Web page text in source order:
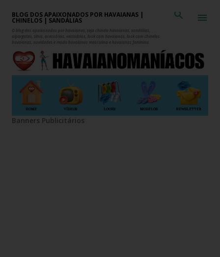
Pular para o conteúdo principal
BLOG DOS APAIXONADOS POR HAVAIANAS |
CHINELOS | SANDÁLIAS
O blog dos apaixonados por havaianas, seja chinelo havaianas, sandálias,
alpargatas, tênis, acessórios, vestuários, look com havaianas, look com chinelos
havaianas, novidades e moda havaianas masculina e havaianas feminina.
HOME VÍDEOS LOOKS MODELOS NEWSLETTER
Banners Publicitários